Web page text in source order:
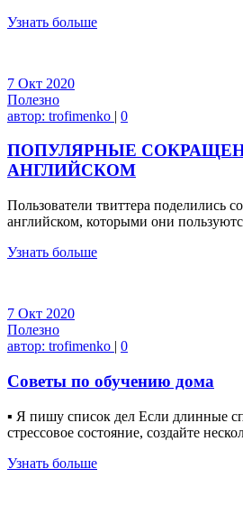
Узнать больше
7 Окт 2020
Полезно
автор: trofimenko | 0
ПОПУЛЯРНЫЕ
АНГЛИЙСКОМ
Пользователи твиттера поделились
английском, которыми они
Узнать больше
7 Окт 2020
Полезно
автор: trofimenko | 0
Советы по обучению дома
▪ Я пишу список дел Если длинные
стрессовое состояние, создайте
Узнать больше